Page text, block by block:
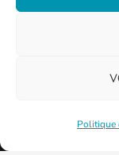
Politique